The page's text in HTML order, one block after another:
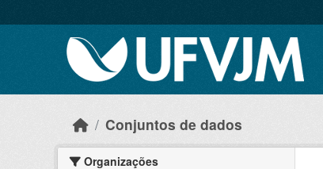
Conjuntos de dados
Organizações